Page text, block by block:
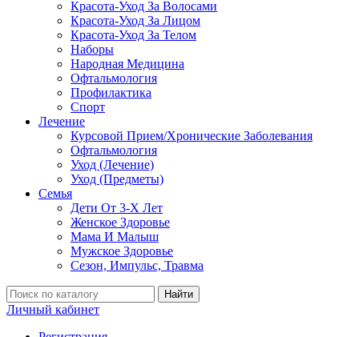
Красота-Уход За Волосами
Красота-Уход За Лицом
Красота-Уход За Телом
Наборы
Народная Медицина
Офтальмология
Профилактика
Спорт
Лечение
Курсовой Прием/Хронические Заболевания
Офтальмология
Уход (Лечение)
Уход (Предметы)
Семья
Дети От 3-Х Лет
Женское Здоровье
Мама И Малыш
Мужское Здоровье
Сезон, Импульс, Травма
Найти
Личный кабинет